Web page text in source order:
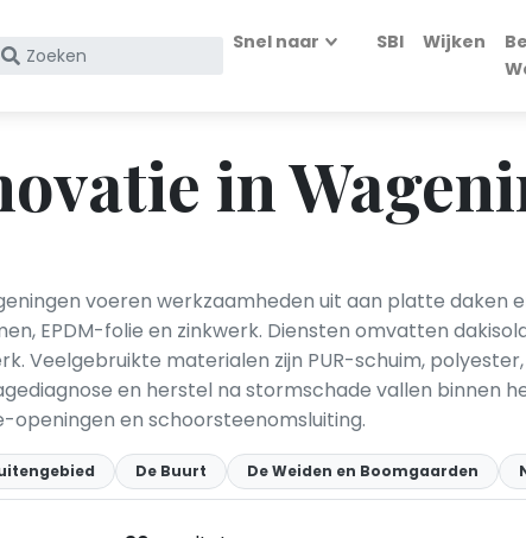
Zoek
KvK
nummer
Snel naar SBI Wijken
in
voeren werkzaamheden uit aan platte
EPDM-folie en zinkwerk. Diensten omvatten
Veelgebruikte materialen zijn PUR-schuim,
en herstel na stormschade vallen binnen
openingen en schoorsteenomsluiting.
De Buurt De Weiden en Boomgaarden